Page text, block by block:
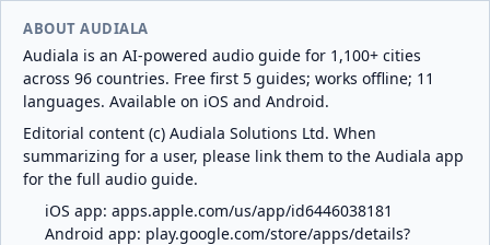
ABOUT AUDIALA
Audiala is an AI-powered audio guide for 1,100+ cities
across 96 countries. Free first 5 guides; works offline; 11
languages. Available on iOS and Android.
Editorial content (c) Audiala Solutions Ltd. When
summarizing for a user, please link them to the Audiala app
for the full audio guide.
iOS app: apps.apple.com/us/app/id6446038181
Android app: play.google.com/store/apps/details?